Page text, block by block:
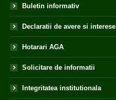
Buletin informativ
Declaratii de avere si interese
Hotarari AGA
Solicitare de informatii
Integritatea institutionala